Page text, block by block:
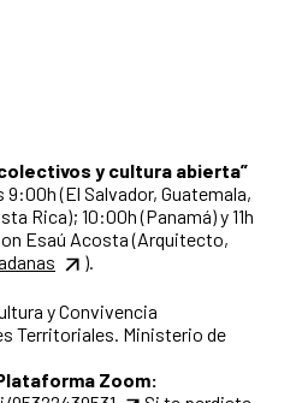
y cultura abierta”
9:00h (El Salvador, Guatemala,
Rica); 10:00h (Panamá) y 11h
Esaú Acosta (Arquitecto,
).
y Convivencia
Territoriales. Ministerio de
Zoom: